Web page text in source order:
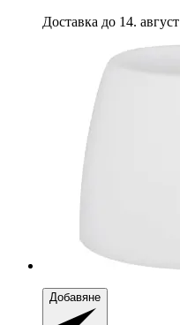
Доставка до 14. август
Добавяне